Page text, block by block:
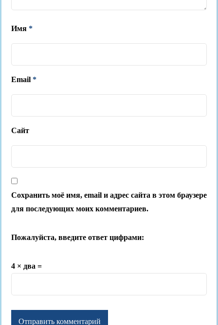
Имя *
Email *
Сайт
Сохранить моё имя, email и адрес сайта в этом браузере
для последующих моих комментариев.
Пожалуйста, введите ответ цифрами:
4 × два =